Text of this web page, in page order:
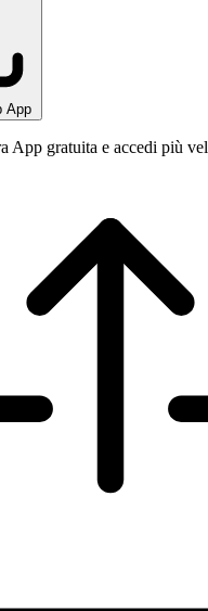
App
App gratuita e accedi più